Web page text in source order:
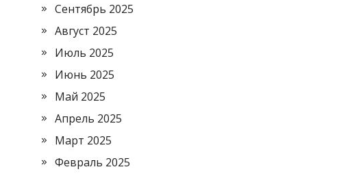
Сентябрь 2025
Август 2025
Июль 2025
Июнь 2025
Май 2025
Апрель 2025
Март 2025
Февраль 2025